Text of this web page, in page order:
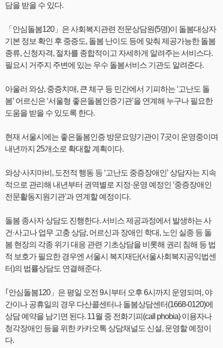
담을 받을 수 있다.
「안심돌봄120」은 사회복지관련 전문상담원(5명)이 돌봄대상자
기본 정보 확인 후 중증도, 돌봄 난이도 등에 맞춰 제공가능한 돌봄
종류, 신청자격, 절차를 종합적이고 자세하게 알려주는 서비스다.
필요시 거주지 주변에 있는 우수 돌봄서비스 기관도 알려준다.
아울러 와상, 중증치매, 큰 체구 등 민간에서 기피하는 ‘고난도 돌
봄’ 어르신은 ‘서울형 좋은돌봄인증기관’을 연계해 누구나 필요한
도움을 받을 수 있도록 한다.
현재 서울시에는 좋은돌봄인증 방문요양기관이 7곳이 운영중이며
내년까지 25개소로 확대할 계획이다.
와상·사지마비, 도전적 행동 등 ‘고난도 중증장애인’ 상담자는 지속
적으로 관리해 내년부터 권역별로 지정·운영 예정인 ‘중증장애인
전문활동지원기관’과 연계할 예정이다.
돌봄 종사자 상담도 진행한다. 서비스 제공과정에서 발생하는 사
건·사고나 업무 고충 상담, 어르신과 장애인 학대, 노인 실종 등 돌
봄 현장의 각종 위기 대응 관련 기초상담을 비롯해 권리 침해 등 법
적 보호가 필요한 경우엔 서울시 복지재단(서울사회복지공익법센
터)의 법률상담도 연결해준다.
｢안심돌봄120」은 평일 오전 9시부터 오후 6시까지 운영되며, 야
간이나 공휴일의 경우 다산콜센터나 돌봄상담센터(1668-0120)에
상담 예약을 남기면 된다. 11월 중 전화기피(call phobia) 이용자나
청각장애인 등을 위한 카카오톡 상담채널도 신설, 운영할 예정이
다.